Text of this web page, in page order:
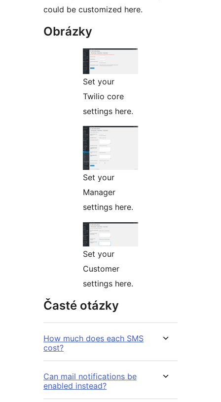
could be customized here.
Obrázky
Set your
Twilio core
settings here.
Set your
Manager
settings here.
Set your
Customer
settings here.
Časté otázky
How much does each SMS
cost?
Can mail notifications be
enabled instead?